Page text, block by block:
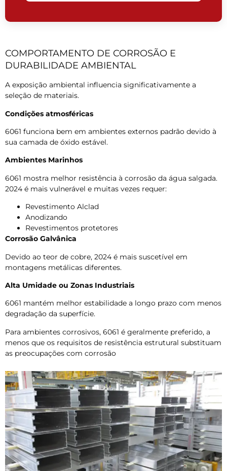
COMPORTAMENTO DE CORROSÃO E
DURABILIDADE AMBIENTAL
A exposição ambiental influencia significativamente a
seleção de materiais.
Condições atmosféricas
6061 funciona bem em ambientes externos padrão devido à
sua camada de óxido estável.
Ambientes Marinhos
6061 mostra melhor resistência à corrosão da água salgada.
2024 é mais vulnerável e muitas vezes requer:
Revestimento Alclad
Anodizando
Revestimentos protetores
Corrosão Galvânica
Devido ao teor de cobre, 2024 é mais suscetível em
montagens metálicas diferentes.
Alta Umidade ou Zonas Industriais
6061 mantém melhor estabilidade a longo prazo com menos
degradação da superfície.
Para ambientes corrosivos, 6061 é geralmente preferido, a
menos que os requisitos de resistência estrutural substituam
as preocupações com corrosão